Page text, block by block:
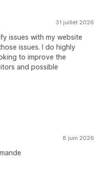
31 juillet 2026
issues with my website
issues. I do highly
to improve the
and possible
8 juin 2026